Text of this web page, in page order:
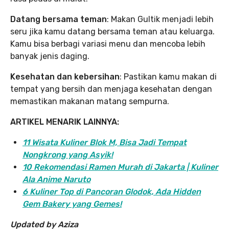
Datang bersama teman: Makan Gultik menjadi lebih
seru jika kamu datang bersama teman atau keluarga.
Kamu bisa berbagi variasi menu dan mencoba lebih
banyak jenis daging.
Kesehatan dan kebersihan: Pastikan kamu makan di
tempat yang bersih dan menjaga kesehatan dengan
memastikan makanan matang sempurna.
ARTIKEL MENARIK LAINNYA:
11 Wisata Kuliner Blok M, Bisa Jadi Tempat
Nongkrong yang Asyik!
10 Rekomendasi Ramen Murah di Jakarta | Kuliner
Ala Anime Naruto
6 Kuliner Top di Pancoran Glodok, Ada Hidden
Gem Bakery yang Gemes!
Updated by Aziza